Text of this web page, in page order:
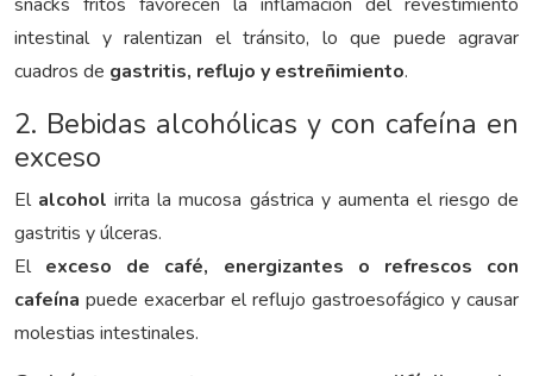
intestinal y ralentizan el tránsito, lo que puede agravar
cuadros de gastritis, reflujo y estreñimiento.
2. Bebidas alcohólicas y con cafeína en
exceso
El alcohol irrita la mucosa gástrica y aumenta el riesgo de
gastritis y úlceras.
El exceso de café, energizantes o refrescos con
cafeína puede exacerbar el reflujo gastroesofágico y causar
molestias intestinales.